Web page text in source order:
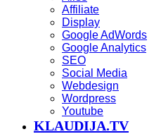
Affiliate
Display
Google AdWords
Google Analytics
SEO
Social Media
Webdesign
Wordpress
Youtube
KLAUDIJA.TV